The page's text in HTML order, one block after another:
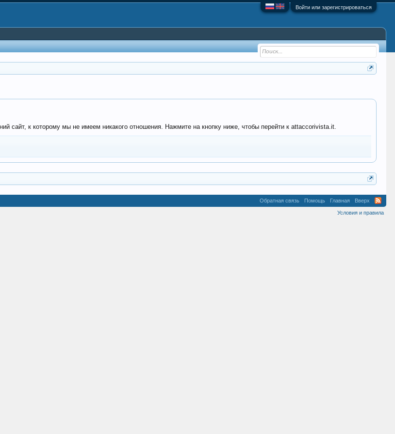
Войти или зарегистрироваться
сайт, к которому мы не имеем никакого отношения. Нажмите на кнопку ниже, чтобы перейти к attaccorivista.it.
Обратная связь Помощь Главная Вверх
Условия и правила